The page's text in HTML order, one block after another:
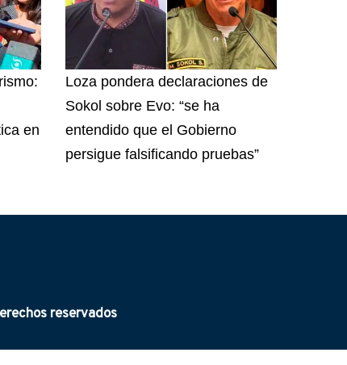
en
Loza pondera declaraciones de
Sokol sobre Evo: “se ha
entendido que el Gobierno
persigue falsificando pruebas”
reservados